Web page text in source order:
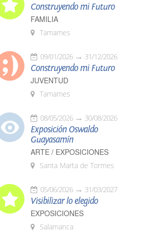
Construyendo mi Futuro
FAMILIA
Tamames
09/01/2026 31/12/2026
Construyendo mi Futuro
JUVENTUD
Tamames
08/05/2026 30/08/2026
Exposición Oswaldo
Guayasamín
ARTE / EXPOSICIONES
Santa Marta de Tormes
05/06/2026 31/03/2027
Visibilizar lo elegido
EXPOSICIONES
Salamanca